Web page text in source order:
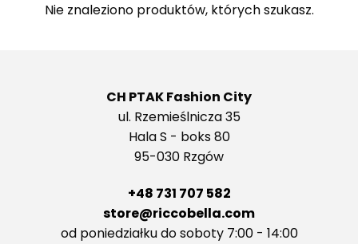
Nie znaleziono produktów, których szukasz.
CH PTAK Fashion City
ul. Rzemieślnicza 35
Hala S - boks 80
95-030 Rzgów
+48 731 707 582
store@riccobella.com
od poniedziałku do soboty 7:00 - 14:00